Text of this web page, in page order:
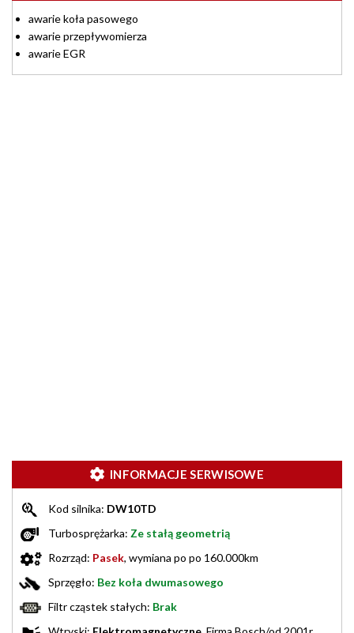
awarie koła pasowego
awarie przepływomierza
awarie EGR
INFORMACJE SERWISOWE
Kod silnika: DW10TD
Turbosprężarka: Ze stałą geometrią
Rozrząd: Pasek, wymiana po po 160.000km
Sprzęgło: Bez koła dwumasowego
Filtr cząstek stałych: Brak